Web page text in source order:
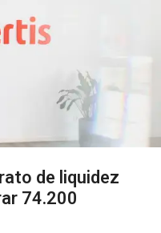
de liquidez
74.200